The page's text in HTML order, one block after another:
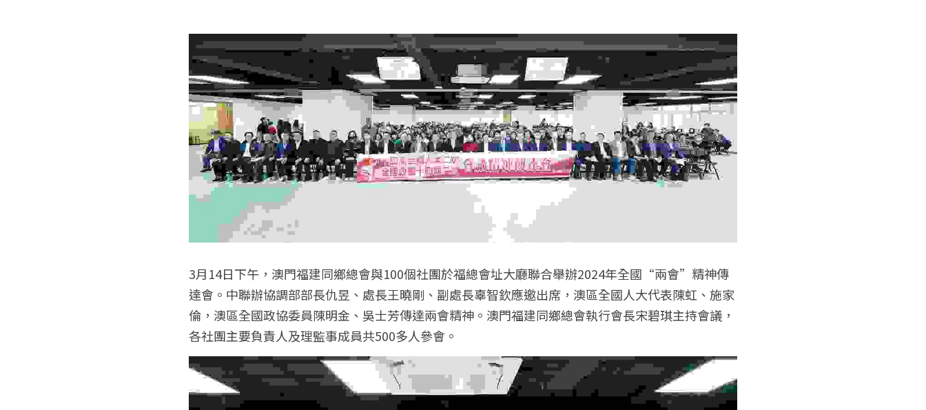
3月14日下午，澳門福建同鄉總會與100個社團於福總會址大廳聯合舉辦2024年全國“兩會”精神傳
達會。中聯辦協調部部長仇昱、處長王曉剛、副處長辜智欽應邀出席，澳區全國人大代表陳虹、施家
倫，澳區全國政協委員陳明金、吳士芳傳達兩會精神。澳門福建同鄉總會執行會長宋碧琪主持會議，
各社團主要負責人及理監事成員共500多人參會。